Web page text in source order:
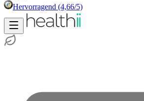
Hervorragend (4,66/5)